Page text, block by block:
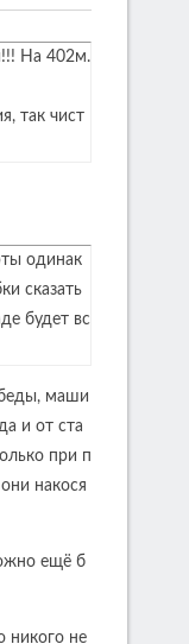
На 402м.
так чист
одинак
сказать
будет вс
маши
и от ста
при п
накося
ещё б
никого не